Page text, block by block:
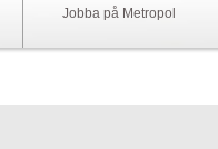
Jobba på Metropol